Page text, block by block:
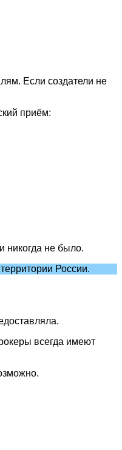
Если создатели не
приём:
никогда не было.
России.
всегда имеют